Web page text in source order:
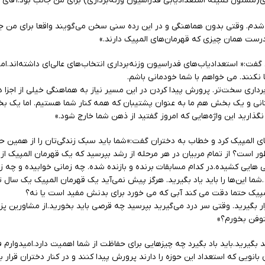
وقتی بدون هماهنگی و در این رده سنی سخن می‌گویند واقعا برای من
درست همان چیزی که قهرمان‌های المپیک دارند.»
استعدادیاب‌های فدراسیون وزنه‌برداری انتخاب‌های عالی‌ای
نکنند. می خواهم با شما خودمانی باشم.
سخت‌تر. پرورش پیدا کردن در این مسیر نیاز به هماهنگی خیلی از
و یک بخش هم ما به عنوان پشتیبان که همه کنار شما هستیم. اما
این واژه‌هایی که امروز گفتید از ذهن شما خارج‌ شود.»
المپیک کرد و خطاب به دختران گفت:«شما باید سبک زندگی‌تان را از همین
است؟ از تمام مربیان در هر مرحله از رشد بپرسید که یک قهرمان المپیک
کشیده.در کدام مسابقات برنده و بازنده شده. چه زمانی خوابیده و چه
و…شما این‌ها را باید یاد بگیرید. هرگز‌ پیش نمی‌آید یک قهرمان المپیک یک سال
حتما دقت می کند آبی که می خورد برای بدنش مفید است یا نه؟
بگیرید. وقتی سر درد می‌گیرید بپرسید چه قرصی باید بخورید.از مشاورین
بخورم؟»
بگیرید.باید باد بگیرد چه چیزهایی برای حفاظت از شما اهمیت
که استعداد این‌ حوزه را دارند پرورش پیدا کنند و در کنار دختران قرار